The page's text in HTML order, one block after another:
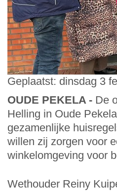
Geplaatst: dinsdag 3
OUDE PEKELA - De
Helling in Oude
gezamenlijke
willen zij zorgen voor
winkelomgeving voor
Wethouder Reiny